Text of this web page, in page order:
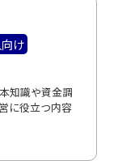
け
知識や資金調
に役立つ内容